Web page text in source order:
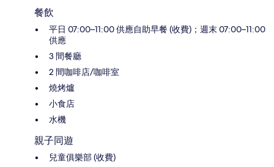
餐飲
平日 07:00–11:00 供應自助早餐 (收費)；週末 07:00–11:00
供應
3 間餐廳
2 間咖啡店/咖啡室
燒烤爐
小食店
水機
親子同遊
兒童俱樂部 (收費)